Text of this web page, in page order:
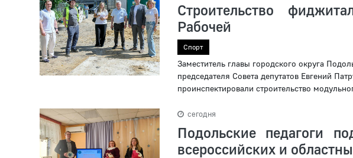
Строительство
Рабочей
Спорт
Заместитель главы городского округа
председателя Совета депутатов Евгений
проинспектировали строительство
сегодня
Подольские педагоги
всероссийских и